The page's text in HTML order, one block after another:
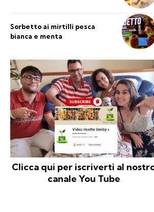
Sorbetto ai mirtilli pesca
bianca e menta
Clicca qui per iscriverti al
canale You Tube